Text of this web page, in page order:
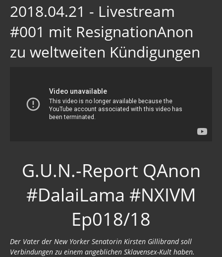
2018.04.21 - Livestream
#001 mit ResignationAnon
zu weltweiten Kündigungen
G.U.N.-Report QAnon
#DalaiLama #NXIVM
Ep018/18
Der Vater der New Yorker Senatorin Kirsten Gillibrand soll
Verbindungen zu einem angeblichen Sklavensex-Kult haben.